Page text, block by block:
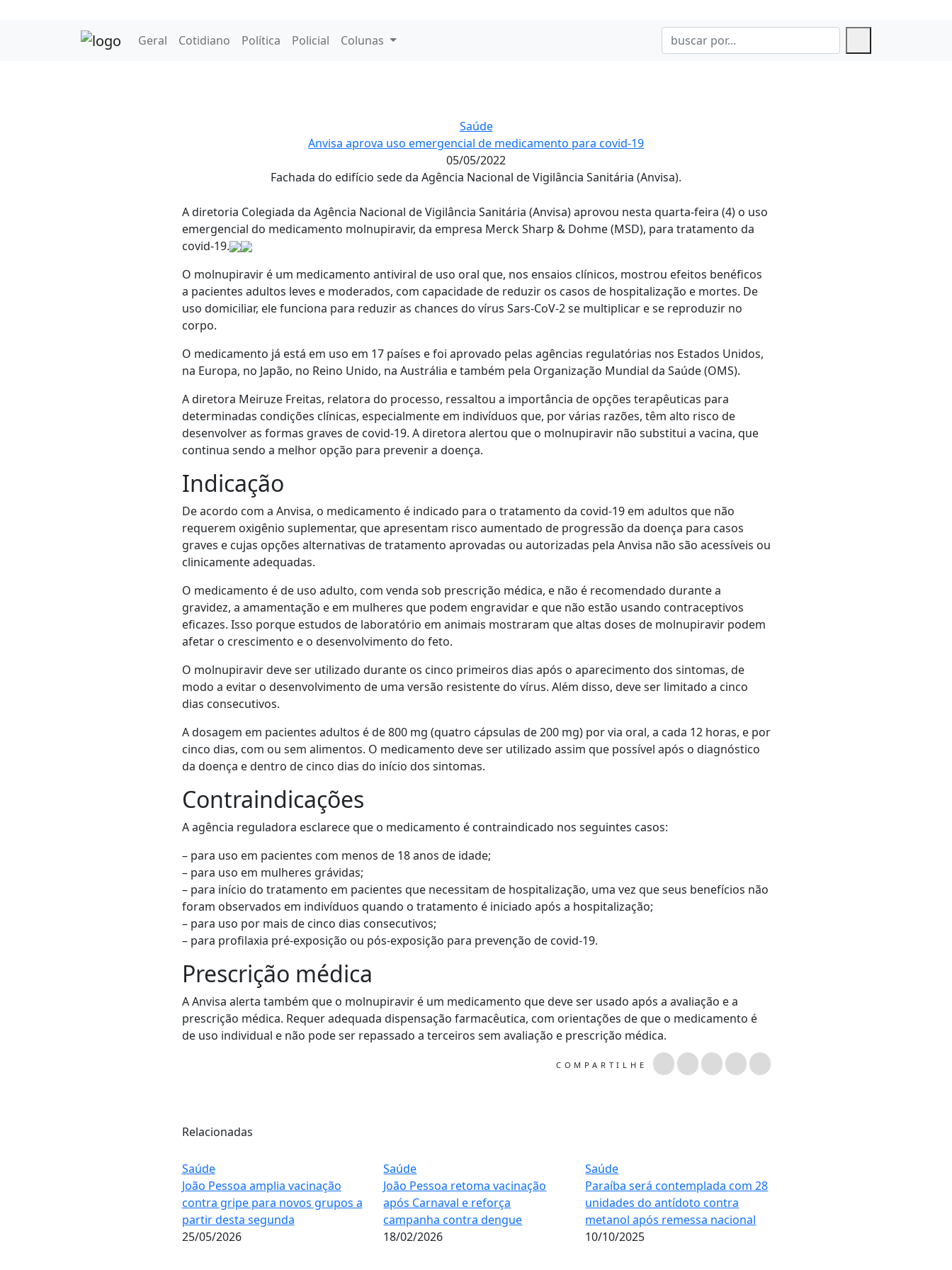
Geral Cotidiano Política Policial Colunas
Saúde
Anvisa aprova uso emergencial de medicamento para covid-19
05/05/2022
Fachada do edifício sede da Agência Nacional de Vigilância Sanitária (Anvisa).
A diretoria Colegiada da Agência Nacional de Vigilância Sanitária (Anvisa) aprovou nesta quarta-feira (4) o uso
emergencial do medicamento molnupiravir, da empresa Merck Sharp & Dohme (MSD), para tratamento da
covid-19.
O molnupiravir é um medicamento antiviral de uso oral que, nos ensaios clínicos, mostrou efeitos benéficos
a pacientes adultos leves e moderados, com capacidade de reduzir os casos de hospitalização e mortes. De
uso domiciliar, ele funciona para reduzir as chances do vírus Sars-CoV-2 se multiplicar e se reproduzir no
corpo.
O medicamento já está em uso em 17 países e foi aprovado pelas agências regulatórias nos Estados Unidos,
na Europa, no Japão, no Reino Unido, na Austrália e também pela Organização Mundial da Saúde (OMS).
A diretora Meiruze Freitas, relatora do processo, ressaltou a importância de opções terapêuticas para
determinadas condições clínicas, especialmente em indivíduos que, por várias razões, têm alto risco de
desenvolver as formas graves de covid-19. A diretora alertou que o molnupiravir não substitui a vacina, que
continua sendo a melhor opção para prevenir a doença.
Indicação
De acordo com a Anvisa, o medicamento é indicado para o tratamento da covid-19 em adultos que não
requerem oxigênio suplementar, que apresentam risco aumentado de progressão da doença para casos
graves e cujas opções alternativas de tratamento aprovadas ou autorizadas pela Anvisa não são acessíveis ou
clinicamente adequadas.
O medicamento é de uso adulto, com venda sob prescrição médica, e não é recomendado durante a
gravidez, a amamentação e em mulheres que podem engravidar e que não estão usando contraceptivos
eficazes. Isso porque estudos de laboratório em animais mostraram que altas doses de molnupiravir podem
afetar o crescimento e o desenvolvimento do feto.
O molnupiravir deve ser utilizado durante os cinco primeiros dias após o aparecimento dos sintomas, de
modo a evitar o desenvolvimento de uma versão resistente do vírus. Além disso, deve ser limitado a cinco
dias consecutivos.
A dosagem em pacientes adultos é de 800 mg (quatro cápsulas de 200 mg) por via oral, a cada 12 horas, e por
cinco dias, com ou sem alimentos. O medicamento deve ser utilizado assim que possível após o diagnóstico
da doença e dentro de cinco dias do início dos sintomas.
Contraindicações
A agência reguladora esclarece que o medicamento é contraindicado nos seguintes casos:
– para uso em pacientes com menos de 18 anos de idade;
– para uso em mulheres grávidas;
– para início do tratamento em pacientes que necessitam de hospitalização, uma vez que seus benefícios não
foram observados em indivíduos quando o tratamento é iniciado após a hospitalização;
– para uso por mais de cinco dias consecutivos;
– para profilaxia pré-exposição ou pós-exposição para prevenção de covid-19.
Prescrição médica
A Anvisa alerta também que o molnupiravir é um medicamento que deve ser usado após a avaliação e a
prescrição médica. Requer adequada dispensação farmacêutica, com orientações de que o medicamento é
de uso individual e não pode ser repassado a terceiros sem avaliação e prescrição médica.
COMPARTILHE
Relacionadas
Saúde
João Pessoa amplia vacinação
contra gripe para novos grupos a
partir desta segunda
25/05/2026
Saúde
João Pessoa retoma vacinação
após Carnaval e reforça
campanha contra dengue
18/02/2026
Saúde
Paraíba será contemplada com 28
unidades do antídoto contra
metanol após remessa nacional
10/10/2025